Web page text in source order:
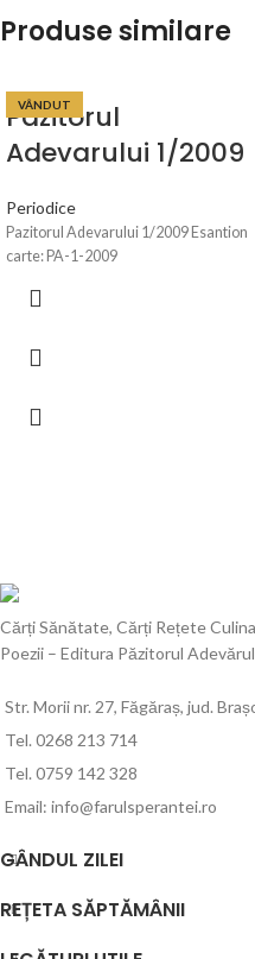
Produse similare
VÂNDUT
Pazitorul
Adevarului 1/2009
Periodice
Pazitorul Adevarului 1/2009 Esantion
carte: PA-1-2009
Cărți Sănătate, Cărți Rețete
Poezii – Editura Păzitorul
Str. Morii nr. 27, Făgăraș, jud.
Tel. 0268 213 714
Tel. 0759 142 328
Email: info@farulsperantei.ro
GÂNDUL ZILEI
REȚETA SĂPTĂMÂNII